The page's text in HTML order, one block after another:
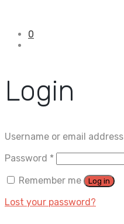
0
Login
Username or email address
Password *
Remember me
Log in
Lost your password?